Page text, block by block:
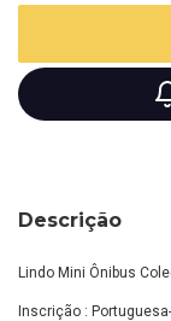
Descrição
Lindo Mini Ônibus
Inscrição :